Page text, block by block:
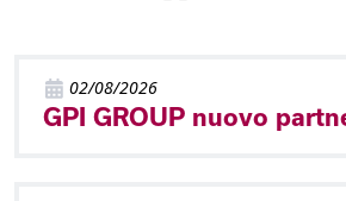
02/08/2026